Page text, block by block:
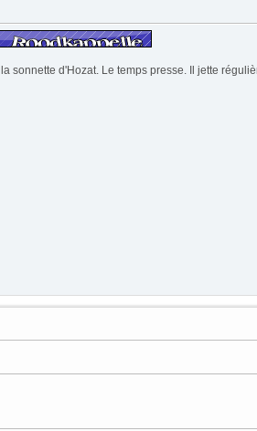
sonnette d'Hozat. Le temps presse. Il jette